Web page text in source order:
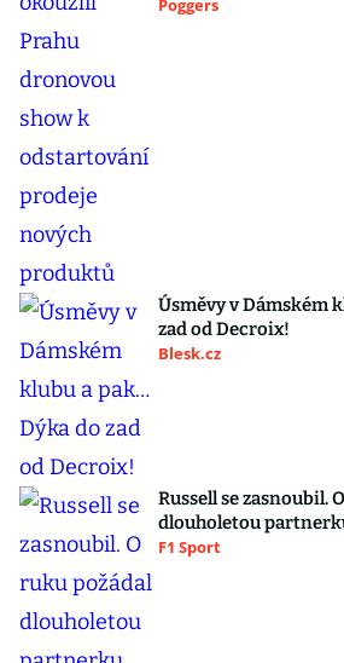
Poggers
Úsměvy v Dámském
zad od Decroix!
Blesk.cz
Russell se zasnoubil.
dlouholetou
F1 Sport